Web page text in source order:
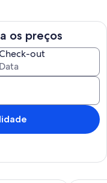
os preços
out